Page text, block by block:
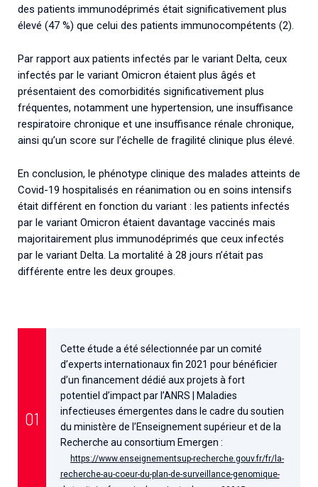
des patients immunodéprimés était significativement plus
élevé (47 %) que celui des patients immunocompétents (2).
Par rapport aux patients infectés par le variant Delta, ceux
infectés par le variant Omicron étaient plus âgés et
présentaient des comorbidités significativement plus
fréquentes, notamment une hypertension, une insuffisance
respiratoire chronique et une insuffisance rénale chronique,
ainsi qu’un score sur l’échelle de fragilité clinique plus élevé.
En conclusion, le phénotype clinique des malades atteints de
Covid-19 hospitalisés en réanimation ou en soins intensifs
était différent en fonction du variant : les patients infectés
par le variant Omicron étaient davantage vaccinés mais
majoritairement plus immunodéprimés que ceux infectés
par le variant Delta. La mortalité à 28 jours n’était pas
différente entre les deux groupes.
Cette étude a été sélectionnée par un comité
d’experts internationaux fin 2021 pour bénéficier
d’un financement dédié aux projets à fort
potentiel d’impact par l’ANRS | Maladies
infectieuses émergentes dans le cadre du soutien
du ministère de l’Enseignement supérieur et de la
Recherche au consortium Emergen :
https://www.enseignementsup-recherche.gouv.fr/fr/la-
recherche-au-coeur-du-plan-de-surveillance-genomique-